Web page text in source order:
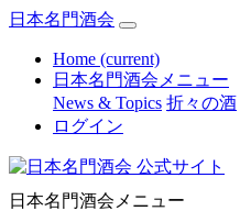
日本名門酒会
Home (current)
日本名門酒会メニュー
News & Topics 折々の酒
ログイン
日本名門酒会メニュー